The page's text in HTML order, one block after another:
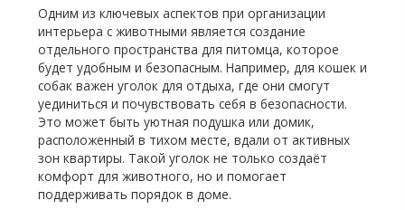
Одним из ключевых аспектов при организации
интерьера с животными является создание
отдельного пространства для питомца, которое
будет удобным и безопасным. Например, для кошек и
собак важен уголок для отдыха, где они смогут
уединиться и почувствовать себя в безопасности.
Это может быть уютная подушка или домик,
расположенный в тихом месте, вдали от активных
зон квартиры. Такой уголок не только создаёт
комфорт для животного, но и помогает
поддерживать порядок в доме.